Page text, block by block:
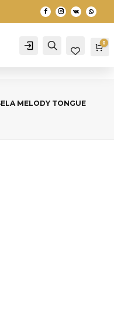
Account Search 0
MELODY TONGUE